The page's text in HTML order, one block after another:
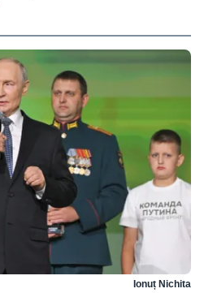
Ionuț Nichita